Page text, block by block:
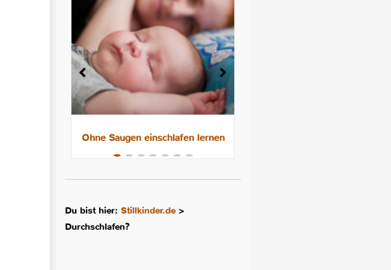
Ohne Saugen einschlafen lernen
Du bist hier:Stillkinder.de>
Durchschlafen?